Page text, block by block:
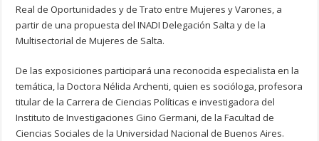
Real de Oportunidades y de Trato entre Mujeres y Varones, a
partir de una propuesta del INADI Delegación Salta y de la
Multisectorial de Mujeres de Salta.
De las exposiciones participará una reconocida especialista en la
temática, la Doctora Nélida Archenti, quien es socióloga, profesora
titular de la Carrera de Ciencias Políticas e investigadora del
Instituto de Investigaciones Gino Germani, de la Facultad de
Ciencias Sociales de la Universidad Nacional de Buenos Aires.